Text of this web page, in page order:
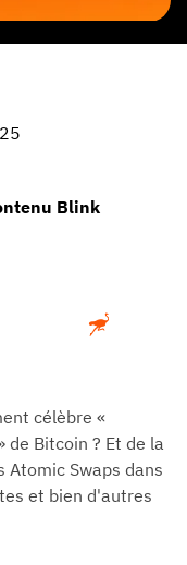
Blink
célèbre «
de Bitcoin ? Et de la
Atomic Swaps dans
et bien d'autres